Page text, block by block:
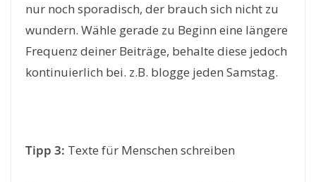
nur noch sporadisch, der brauch sich nicht zu
wundern. Wähle gerade zu Beginn eine längere
Frequenz deiner Beiträge, behalte diese jedoch
kontinuierlich bei. z.B. blogge jeden Samstag.
Tipp 3: Texte für Menschen schreiben